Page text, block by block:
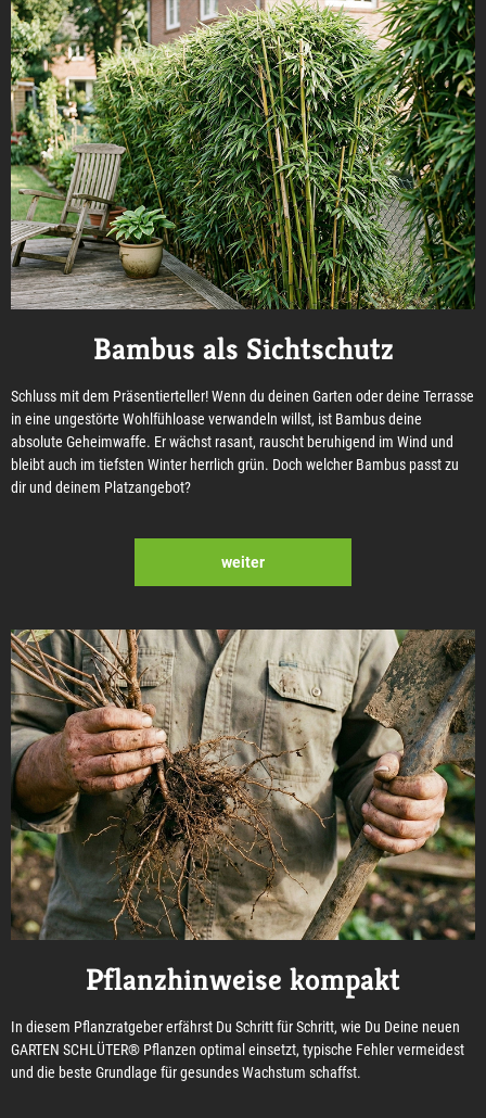
Bambus als Sichtschutz
Schluss mit dem Präsentierteller! Wenn du deinen Garten oder deine Terrasse
in eine ungestörte Wohlfühloase verwandeln willst, ist Bambus deine
absolute Geheimwaffe. Er wächst rasant, rauscht beruhigend im Wind und
bleibt auch im tiefsten Winter herrlich grün. Doch welcher Bambus passt zu
dir und deinem Platzangebot?
weiter
Pflanzhinweise kompakt
In diesem Pflanzratgeber erfährst Du Schritt für Schritt, wie Du Deine neuen
GARTEN SCHLÜTER® Pflanzen optimal einsetzt, typische Fehler vermeidest
und die beste Grundlage für gesundes Wachstum schaffst.